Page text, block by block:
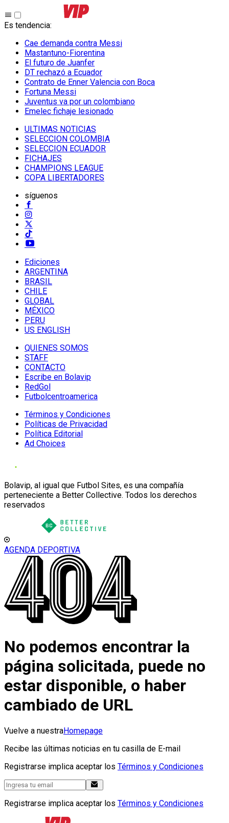
Es tendencia:
Cae demanda contra Messi
Mastantuno-Fiorentina
El futuro de Juanfer
DT rechazó a Ecuador
Contrato de Enner Valencia con Boca
Fortuna Messi
Juventus va por un colombiano
Emelec fichaje lesionado
ULTIMAS NOTICIAS
SELECCION COLOMBIA
SELECCION ECUADOR
FICHAJES
CHAMPIONS LEAGUE
COPA LIBERTADORES
síguenos
Ediciones
ARGENTINA
BRASIL
CHILE
GLOBAL
MÉXICO
PERU
US ENGLISH
QUIENES SOMOS
STAFF
CONTACTO
Escribe en Bolavip
RedGol
Futbolcentroamerica
Términos y Condiciones
Políticas de Privacidad
Política Editorial
Ad Choices
Bolavip, al igual que Futbol Sites, es una compañía
perteneciente a Better Collective. Todos los derechos
reservados
AGENDA DEPORTIVA
No podemos encontrar la
página solicitada, puede no
estar disponible, o haber
cambiado de URL
Vuelve a nuestraHomepage
Recibe las últimas noticias en tu casilla de E-mail
Registrarse implica aceptar los Términos y Condiciones
Registrarse implica aceptar los Términos y Condiciones